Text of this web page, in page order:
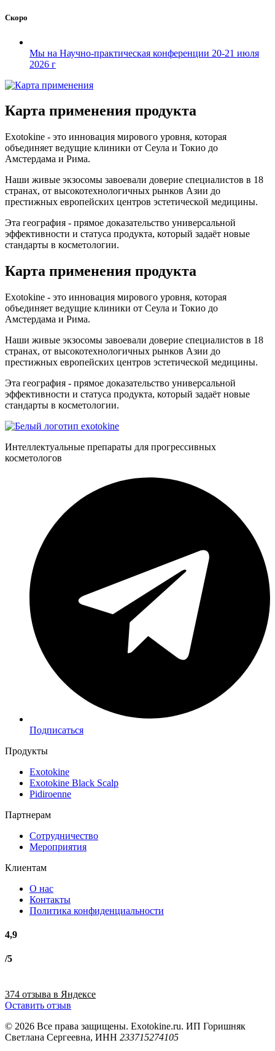
Скоро
Мы на Научно-практическая конференции 20-21 июля
2026 г
Карта применения продукта
Exotokine - это инновация мирового уровня, которая
объединяет ведущие клиники от Сеула и Токио до
Амстердама и Рима.
Наши живые экзосомы завоевали доверие специалистов в 18
странах, от высокотехнологичных рынков Азии до
престижных европейских центров эстетической медицины.
Эта география - прямое доказательство универсальной
эффективности и статуса продукта, который задаёт новые
стандарты в косметологии.
Карта применения продукта
Exotokine - это инновация мирового уровня, которая
объединяет ведущие клиники от Сеула и Токио до
Амстердама и Рима.
Наши живые экзосомы завоевали доверие специалистов в 18
странах, от высокотехнологичных рынков Азии до
престижных европейских центров эстетической медицины.
Эта география - прямое доказательство универсальной
эффективности и статуса продукта, который задаёт новые
стандарты в косметологии.
Интеллектуальные препараты для прогрессивных
косметологов
Подписаться
Продукты
Exotokine
Exotokine Black Scalp
Pidiroenne
Партнерам
Сотрудничество
Мероприятия
Клиентам
О нас
Контакты
Политика конфиденциальности
4,9
/5
374 отзыва в Яндексе
Оставить отзыв
© 2026 Все права защищены. Exotokine.ru. ИП Горишняк
Светлана Сергеевна, ИНН 233715274105